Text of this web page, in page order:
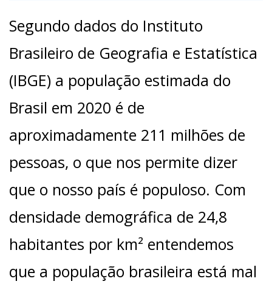
Segundo dados do Instituto
Brasileiro de Geografia e Estatística
(IBGE) a população estimada do
Brasil em 2020 é de
aproximadamente 211 milhões de
pessoas, o que nos permite dizer
que o nosso país é populoso. Com
densidade demográfica de 24,8
habitantes por km² entendemos
que a população brasileira está mal